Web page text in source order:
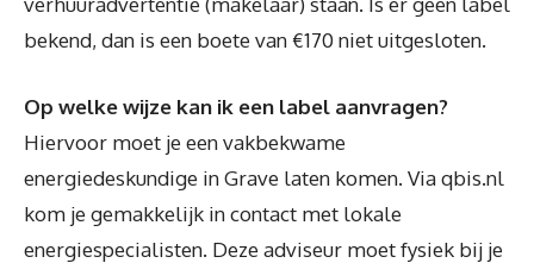
bekend, dan is een boete van €170 niet uitgesloten.
Op welke wijze kan ik een label aanvragen?
Hiervoor moet je een vakbekwame
energiedeskundige in Grave laten komen. Via qbis.nl
kom je gemakkelijk in contact met lokale
energiespecialisten. Deze adviseur moet fysiek bij je